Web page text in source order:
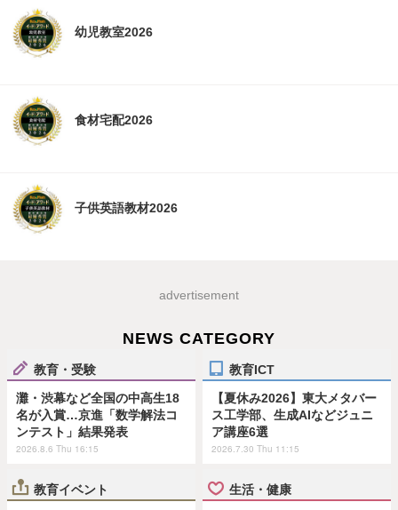
幼児教室2026
食材宅配2026
子供英語教材2026
advertisement
NEWS CATEGORY
教育・受験
灘・渋幕など全国の中高生18
名が入賞…京進「数学解法コ
ンテスト」結果発表
2026.8.6 Thu 16:15
教育ICT
【夏休み2026】東大メタバー
ス工学部、生成AIなどジュニ
ア講座6選
2026.7.30 Thu 11:15
教育イベント 生活・健康